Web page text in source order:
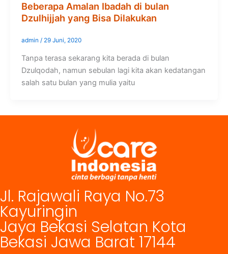
Beberapa Amalan Ibadah di bulan
Dzulhijjah yang Bisa Dilakukan
admin / 29 Juni, 2020
Tanpa terasa sekarang kita berada di bulan
Dzulqodah, namun sebulan lagi kita akan kedatangan
salah satu bulan yang mulia yaitu
Jl. Rajawali Raya No.73
Kayuringin
Jaya Bekasi Selatan Kota
Bekasi Jawa Barat 17144